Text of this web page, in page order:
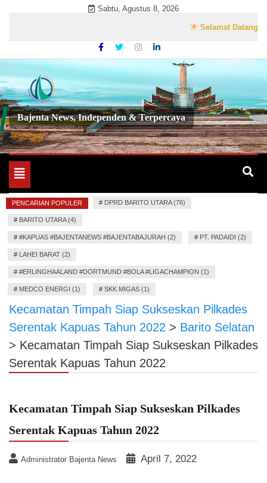
Sabtu, Agustus 8, 2026
Selamat Datang di
Bajenta News, Independen & Terpercaya
Toggle
navigation
PENCARIAN POPULER # DPRD BARITO UTARA (76)
# BARITO UTARA (4)
# #KAPUAS #BAJENTANEWS #BAJENTABAJURAH (2) # PT. PADAIDI (2)
# LAHEI BARAT (2)
# #ERLINGHAALAND #DORTMUND #BOLA #LIGACHAMPION (1)
# MEDCO ENERGI (1) # SKK MIGAS (1)
Kecamatan Timpah Siap Sukseskan Pilkades
Serentak Kapuas Tahun 2022 > Barito Selatan
> Kecamatan Timpah Siap Sukseskan Pilkades
Serentak Kapuas Tahun 2022
Kecamatan Timpah Siap Sukseskan Pilkades
Serentak Kapuas Tahun 2022
Administrator Bajenta News April 7, 2022